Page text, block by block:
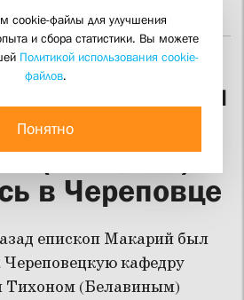
книги Анны
о епископе
(Опоцком)
в Череповце
епископ Макарий был
Череповецкую кафедру
Тихоном (Белавиным)
cookie-файлы для улучшения
и сбора статистики. Вы можете
Политикой использования cookie-
файлов.
Понятно